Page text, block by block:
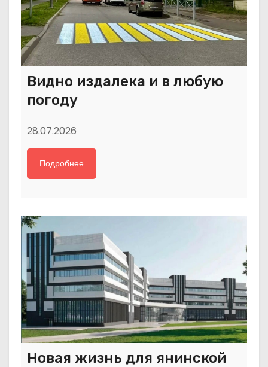
Видно издалека и в любую
погоду
28.07.2026
Подробнее
Новая жизнь для янинской